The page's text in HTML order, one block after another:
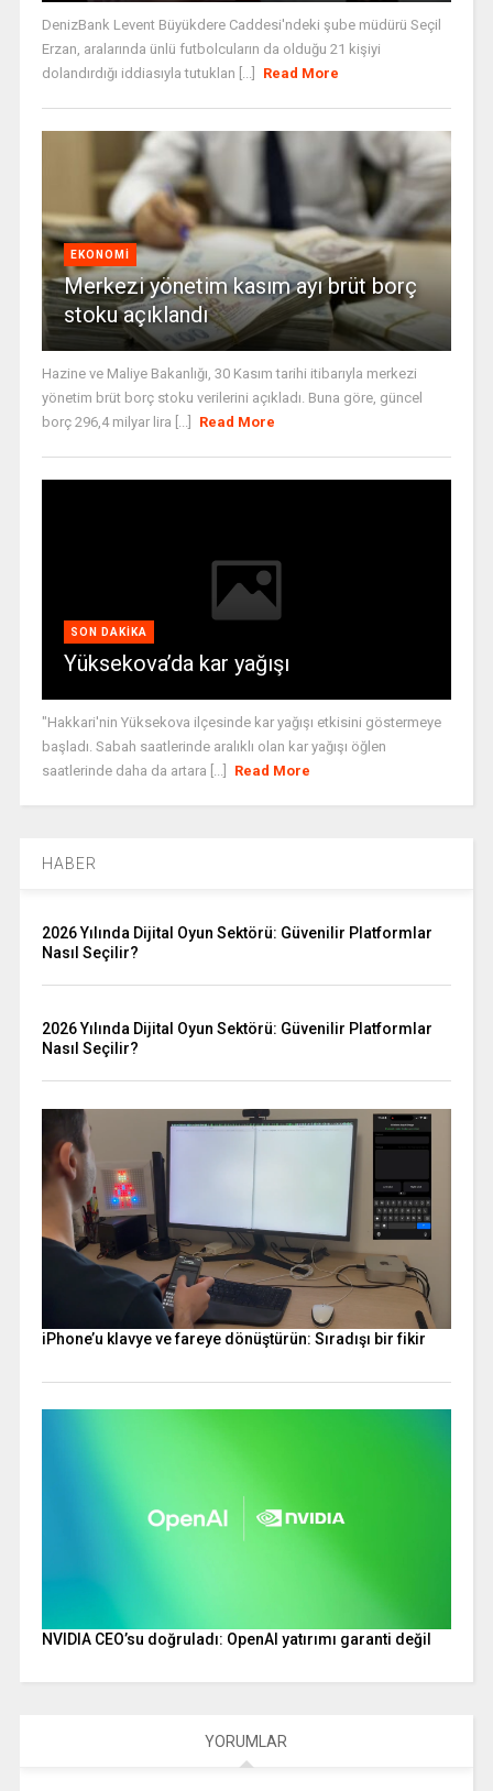
DenizBank Levent Büyükdere Caddesi'ndeki şube müdürü Seçil
Erzan, aralarında ünlü futbolcuların da olduğu 21 kişiyi
dolandırdığı iddiasıyla tutuklan [...]
Read More
EKONOMI
Merkezi yönetim kasım ayı brüt borç
stoku açıklandı
Hazine ve Maliye Bakanlığı, 30 Kasım tarihi itibarıyla merkezi
yönetim brüt borç stoku verilerini açıkladı. Buna göre, güncel
borç 296,4 milyar lira [...]
Read More
SON DAKIKA
Yüksekova’da kar yağışı
"Hakkari'nin Yüksekova ilçesinde kar yağışı etkisini göstermeye
başladı. Sabah saatlerinde aralıklı olan kar yağışı öğlen
saatlerinde daha da artara [...]
Read More
HABER
2026 Yılında Dijital Oyun Sektörü: Güvenilir Platformlar
Nasıl Seçilir?
2026 Yılında Dijital Oyun Sektörü: Güvenilir Platformlar
Nasıl Seçilir?
iPhone’u klavye ve fareye dönüştürün: Sıradışı bir fikir
NVIDIA CEO’su doğruladı: OpenAI yatırımı garanti değil
YORUMLAR